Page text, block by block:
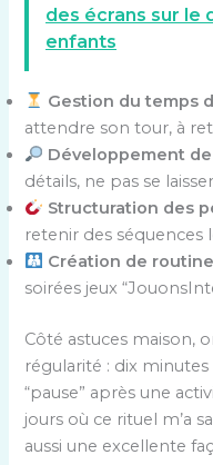
des écrans sur le
enfants
Gestion du temps
attendre son tour, à
Développement de
détails, ne pas se
Structuration des
retenir des séquences
Création de
soirées jeux
Côté astuces maison,
régularité : dix
“pause” après une
jours où ce rituel m’a
aussi une excellente